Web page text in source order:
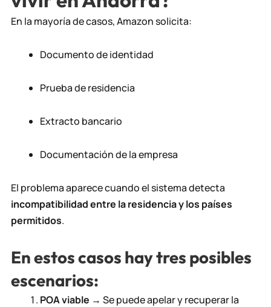
En la mayoría de casos, Amazon solicita:
Documento de identidad
Prueba de residencia
Extracto bancario
Documentación de la empresa
El problema aparece cuando el sistema detecta
incompatibilidad entre la residencia y los países
permitidos.
En estos casos hay tres posibles
escenarios:
POA viable → Se puede apelar y recuperar la